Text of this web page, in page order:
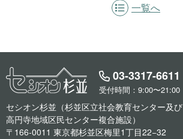
一覧へ
03-3317-6611
受付時間：9:00〜21:00
セシオン杉並（杉並区立社会教育センター及び
高円寺地域区民センター複合施設）
〒166-0011 東京都杉並区梅里1丁目22−32